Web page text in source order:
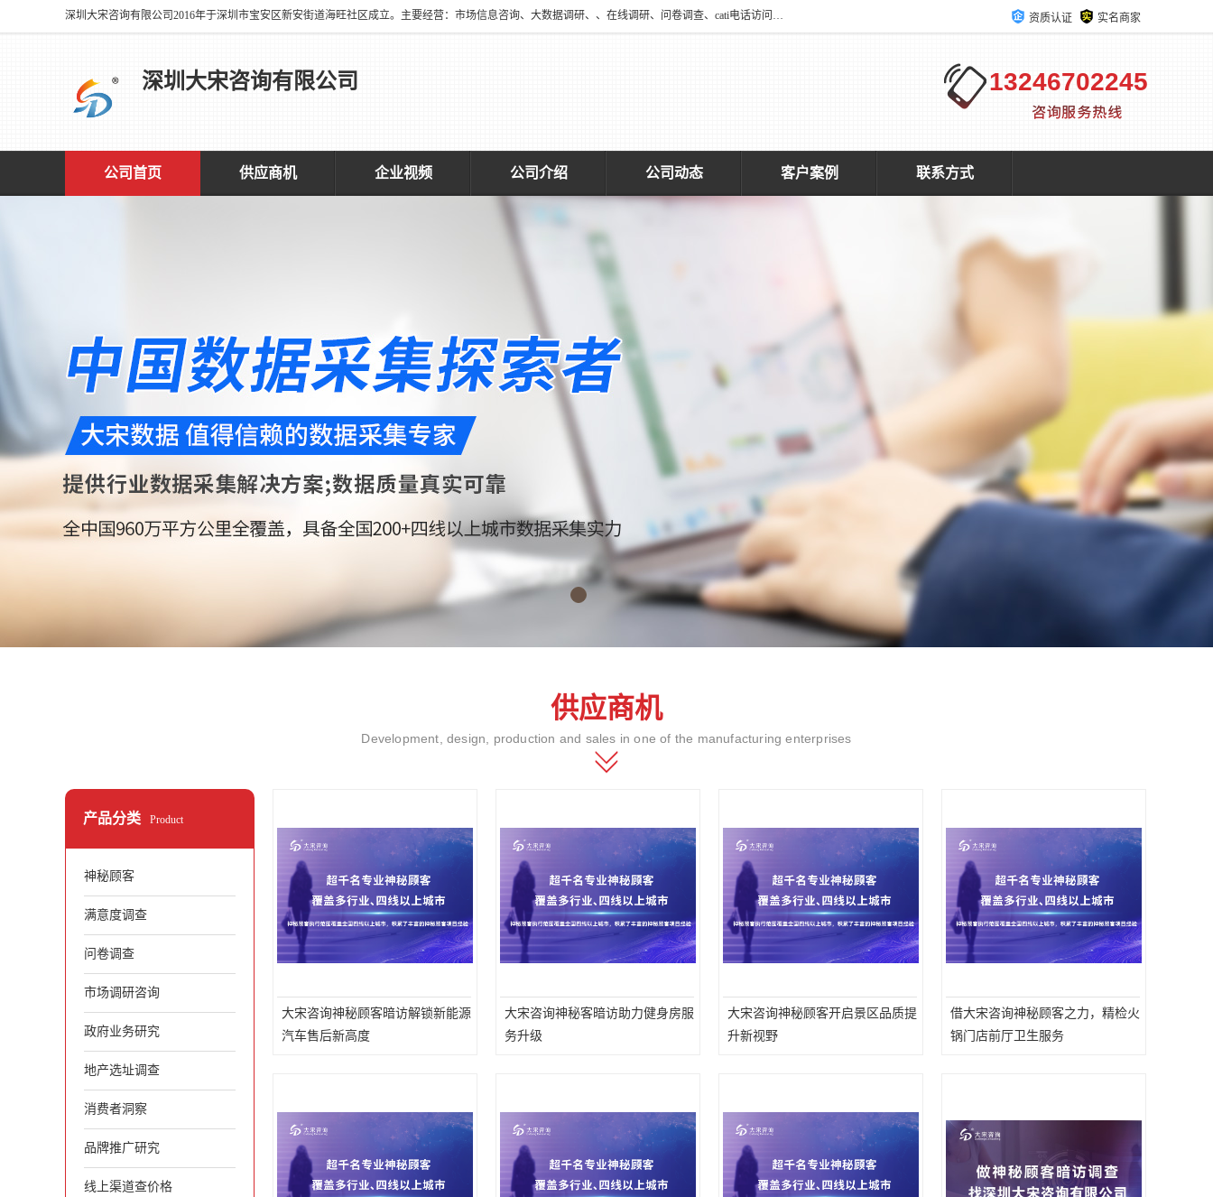
深圳大宋咨询有限公司2016年于深圳市宝安区新安街道海旺社区成立。主要经营：市场信息咨询、大数据调研、、在线调研、问卷调查、cati电话访问、神秘顾客调查、广告效果评估、消费者调查、大数据采集分析等，从事广告业务、国内贸易、数据采集、数据处理；公共文明测评。 资质认证 实名商家
深圳大宋咨询有限公司 13246702245
公司首页 供应商机 企业视频 公司介绍 公司动态 客户案例 联系方式
供应商机
Development, design, production and sales in one of the manufacturing enterprises
产品分类 Product
神秘顾客
满意度调查
问卷调查
市场调研咨询
政府业务研究
地产选址调查
消费者洞察
品牌推广研究
线上渠道查价格
大宋咨询神秘顾客暗访解锁新能源
汽车售后新高度
大宋咨询神秘客暗访助力健身房服
务升级
大宋咨询神秘顾客开启景区品质提
升新视野
借大宋咨询神秘顾客之力，精检火
锅门店前厅卫生服务